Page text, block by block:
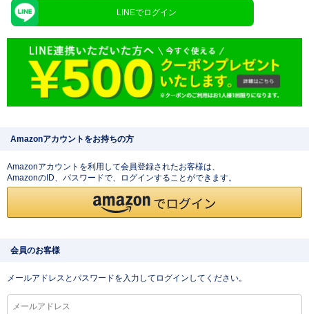
LINEでログイン
Amazonアカウントをお持ちの方
Amazonアカウントを利用して会員登録されたお客様は、
AmazonのID、パスワードで、ログインすることができます。
会員のお客様
メールアドレスとパスワードを入力してログインしてください。